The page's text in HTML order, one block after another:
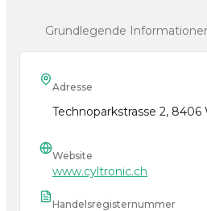
Grundlegende
Adresse
Technoparkstrasse 2,
Website
www.cyltronic.ch
Handelsregisternummer